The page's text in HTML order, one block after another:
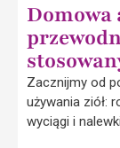
Domowa
Zacznijmy od
używania ziół:
wyciągi i